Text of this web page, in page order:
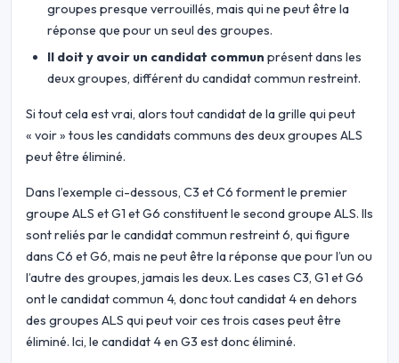
groupes presque verrouillés, mais qui ne peut être la
réponse que pour un seul des groupes.
Il doit y avoir un candidat commun présent dans les
deux groupes, différent du candidat commun restreint.
Si tout cela est vrai, alors tout candidat de la grille qui peut
« voir » tous les candidats communs des deux groupes ALS
peut être éliminé.
Dans l’exemple ci-dessous, C3 et C6 forment le premier
groupe ALS et G1 et G6 constituent le second groupe ALS. Ils
sont reliés par le candidat commun restreint 6, qui figure
dans C6 et G6, mais ne peut être la réponse que pour l’un ou
l’autre des groupes, jamais les deux. Les cases C3, G1 et G6
ont le candidat commun 4, donc tout candidat 4 en dehors
des groupes ALS qui peut voir ces trois cases peut être
éliminé. Ici, le candidat 4 en G3 est donc éliminé.